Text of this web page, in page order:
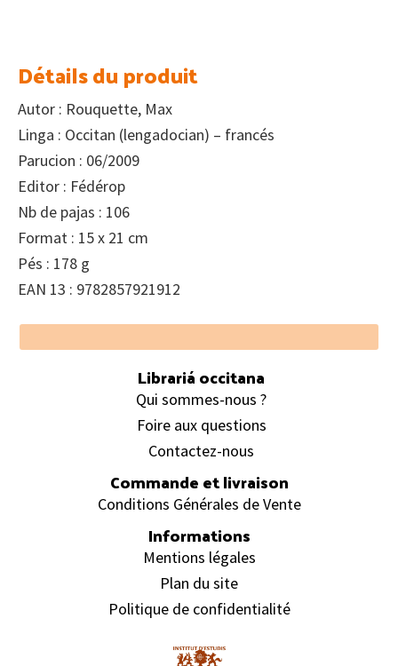
Détails du produit
Autor : Rouquette, Max
Linga : Occitan (lengadocian) – francés
Parucion : 06/2009
Editor : Fédérop
Nb de pajas : 106
Format : 15 x 21 cm
Pés : 178 g
EAN 13 : 9782857921912
Footer
Librariá occitana
Qui sommes-nous ?
Foire aux questions
Contactez-nous
Commande et livraison
Conditions Générales de Vente
Informations
Mentions légales
Plan du site
Politique de confidentialité